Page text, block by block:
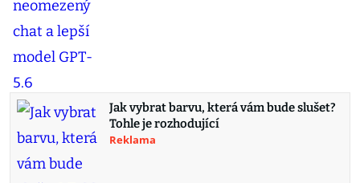
Jak vybrat barvu, která vám bude slušet?
Tohle je rozhodující
Reklama